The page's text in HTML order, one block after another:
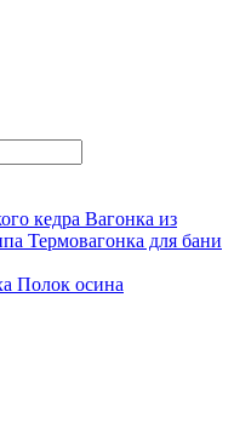
кедра Вагонка из
Термовагонка для бани
Полок осина